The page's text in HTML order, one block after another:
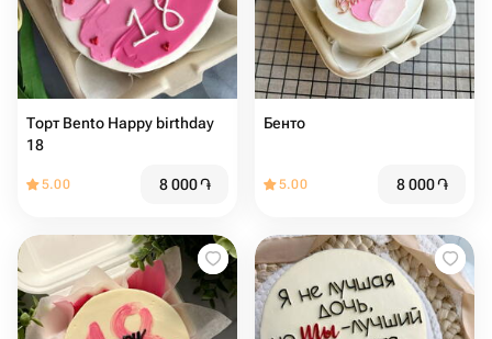
Торт Bento Happy birthday
18
5.00 8 000֏
Бенто
5.00 8 000֏